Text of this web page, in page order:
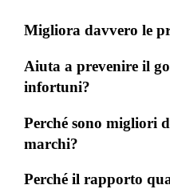
Migliora davvero le
Aiuta a prevenire il
infortuni?
Perché sono migliori
marchi?
Perché il rapporto